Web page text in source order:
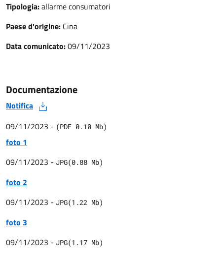
Tipologia:allarme consumatori
Paese d'origine: Cina
Data comunicato:09/11/2023
Documentazione
Notifica
09/11/2023 - (PDF 0.10 Mb)
foto 1
09/11/2023 - JPG(0.88 Mb)
foto 2
09/11/2023 - JPG(1.22 Mb)
foto 3
09/11/2023 - JPG(1.17 Mb)